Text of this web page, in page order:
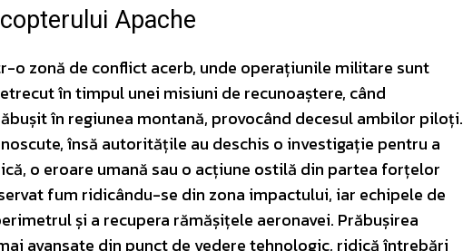
Apache
o zonă de conflict acerb, unde operațiunile militare sunt
în timpul unei misiuni de recunoaștere, când
în regiunea montană, provocând decesul ambilor piloți.
însă autoritățile au deschis o investigație pentru a
o eroare umană sau o acțiune ostilă din partea forțelor
fum ridicându-se din zona impactului, iar echipele de
și a recupera rămășițele aeronavei. Prăbușirea
avansate din punct de vedere tehnologic, ridică întrebări